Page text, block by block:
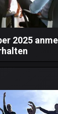
2025